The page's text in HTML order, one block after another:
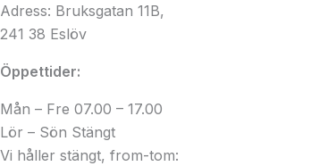
Adress: Bruksgatan 11B,
241 38 Eslöv
Öppettider:
Mån – Fre 07.00 – 17.00
Lör – Sön Stängt
Vi håller stängt, from-tom: